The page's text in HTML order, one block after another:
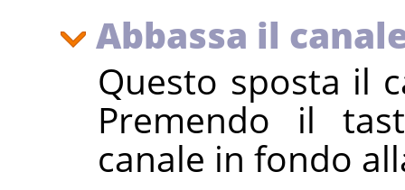
Abbassa il
Questo sposta il
Premendo il
canale in fondo